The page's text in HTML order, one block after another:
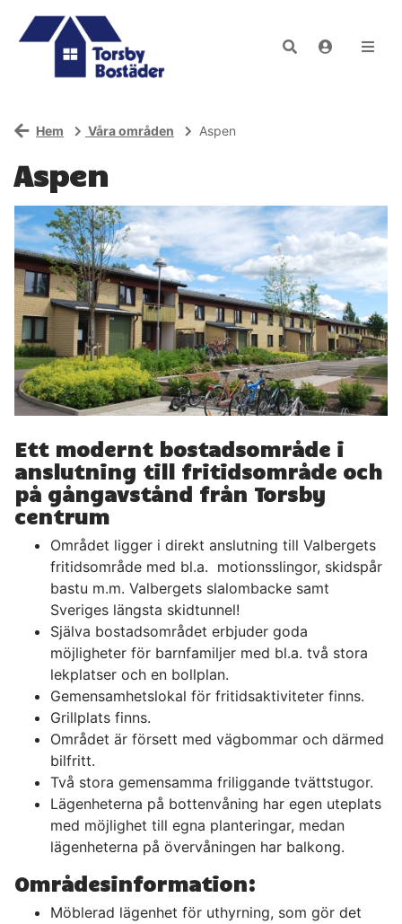
Hem Våra områden Aspen
Aspen
Ett modernt bostadsområde i
anslutning till fritidsområde och
på gångavstånd från Torsby
centrum
Området ligger i direkt anslutning till Valbergets
fritidsområde med bl.a. motionsslingor, skidspår
bastu m.m. Valbergets slalombacke samt
Sveriges längsta skidtunnel!
Själva bostadsområdet erbjuder goda
möjligheter för barnfamiljer med bl.a. två stora
lekplatser och en bollplan.
Gemensamhetslokal för fritidsaktiviteter finns.
Grillplats finns.
Området är försett med vägbommar och därmed
bilfritt.
Två stora gemensamma friliggande tvättstugor.
Lägenheterna på bottenvåning har egen uteplats
med möjlighet till egna planteringar, medan
lägenheterna på övervåningen har balkong.
Områdesinformation:
Möblerad lägenhet för uthyrning, som gör det